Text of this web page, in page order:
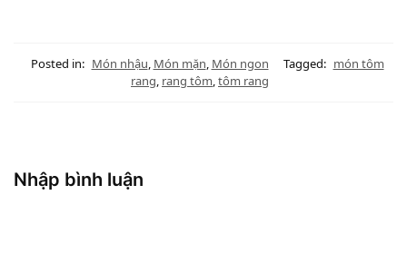
Posted in: Món nhậu, Món mặn, Món ngon Tagged: món tôm
rang, rang tôm,tôm rang
Nhập bình luận